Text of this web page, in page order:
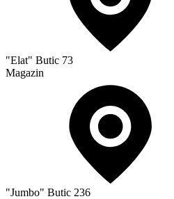
"Elat" Butic 73
Magazin
"Jumbo" Butic 236